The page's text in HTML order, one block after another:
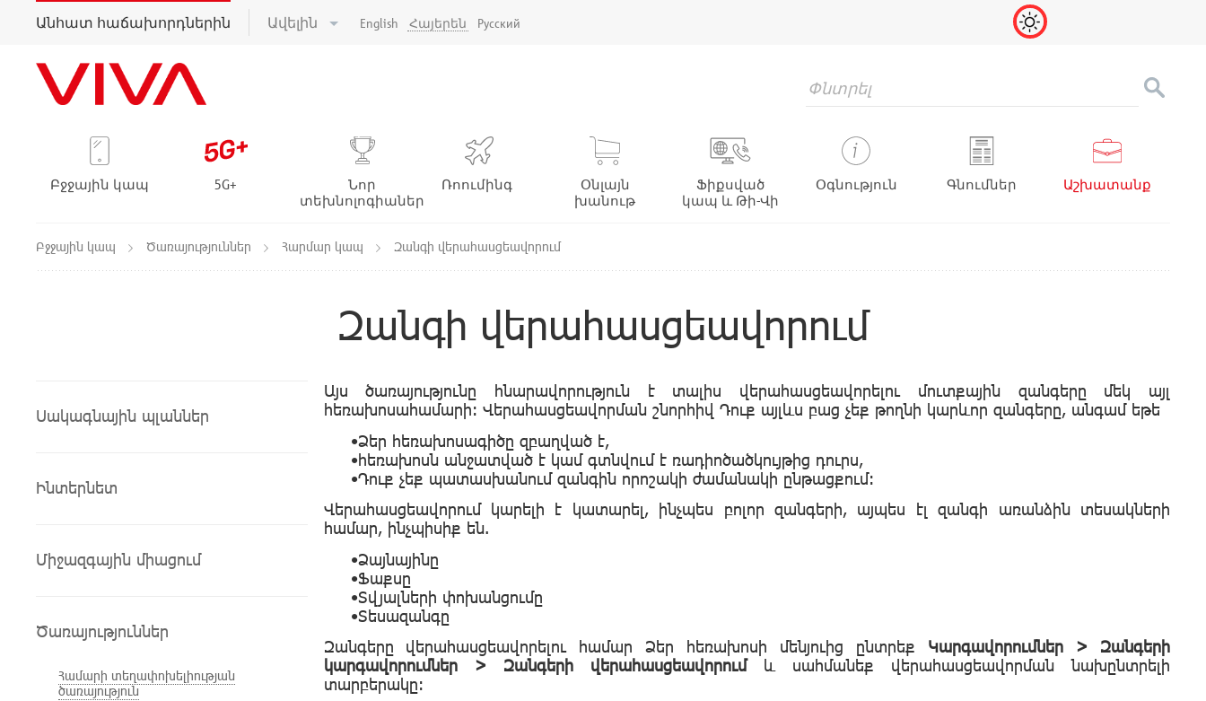
Անհատ հաճախորդներին Ավելին English Հայերեն Русский
Բջջային կապ 5G+
Նոր
տեխնոլոգիաներ
Ռոումինգ
Օնլայն
խանութ
Ֆիքսված
կապ և Թի-Վի
Օգնություն Գնումներ Աշխատանք
Բջջային կապ Ծառայություններ Հարմար կապ Զանգի վերահասցեավորում
Զանգի վերահասցեավորում
Սակագնային պլաններ
Ինտերնետ
Միջազգային միացում
Ծառայություններ
Համարի տեղափոխելիության
ծառայություն
Այս ծառայությունը հնարավորություն է տալիս վերահասցեավորելու մուտքային զանգերը մեկ այլ
հեռախոսահամարի: Վերահասցեավորման շնորհիվ Դուք այլևս բաց չեք թողնի կարևոր զանգերը, անգամ եթե
•Ձեր հեռախոսագիծը զբաղված է,
•հեռախոսն անջատված է կամ գտնվում է ռադիոծածկույթից դուրս,
•Դուք չեք պատասխանում զանգին որոշակի ժամանակի ընթացքում:
Վերահասցեավորում կարելի է կատարել, ինչպես բոլոր զանգերի, այպես էլ զանգի առանձին տեսակների
համար, ինչպիսիք են.
•Ձայնայինը
•Ֆաքսը
•Տվյալների փոխանցումը
•Տեսազանգը
Զանգերը վերահասցեավորելու համար Ձեր հեռախոսի մենյուից ընտրեք Կարգավորումներ > Զանգերի
կարգավորումներ > Զանգերի վերահասցեավորում և սահմանեք վերահասցեավորման նախընտրելի
տարբերակը: